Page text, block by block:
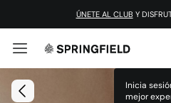
ÚNETE AL CLUB Y
Inicia
mejor